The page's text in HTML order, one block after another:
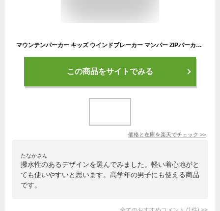
マウンテンパーカー キッズ ウインドブレーカー マンパー ZIPパーカー はっ水加工 裏メッシュ 長袖 春 秋 冬 迷彩 カモフラ UVカット レインコート 子供 男の子 ジュニア オシャレ かっこいい 130 140 150 160
この商品をサイトでみる
価格と在庫を楽天でチェック >>
たなかさん
撥水性のあるデザインを選んでみました。軽い着心地がと
ても使いやすいと思います。高学年の男子にも使える商品
です。
全てのおすすめコメント (1 件) >